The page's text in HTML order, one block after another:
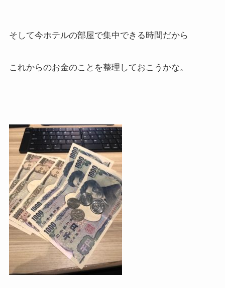
そして今ホテルの部屋で集中できる時間だから
これからのお金のことを整理しておこうかな。